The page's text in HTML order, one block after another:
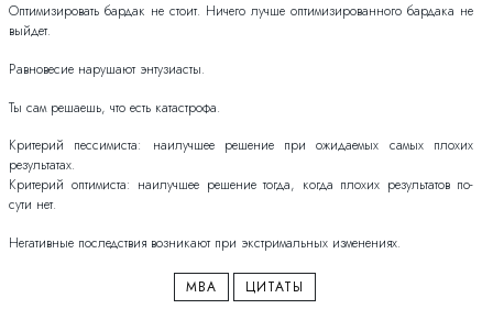
Оптимизировать бардак не стоит. Ничего лучше оптимизированного бардака не
выйдет.
Равновесие нарушают энтузиасты.
Ты сам решаешь, что есть катастрофа.
Критерий пессимиста: наилучшее решение при ожидаемых самых плохих
результатах.
Критерий оптимиста: наилучшее решение тогда, когда плохих результатов по-
сути нет.
Негативные последствия возникают при экстримальных изменениях.
MBA ЦИТАТЫ